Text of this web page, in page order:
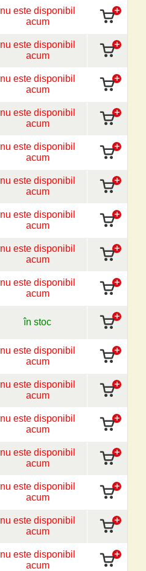
nu este disponibil
acum
nu este disponibil
acum
nu este disponibil
acum
nu este disponibil
acum
nu este disponibil
acum
nu este disponibil
acum
nu este disponibil
acum
nu este disponibil
acum
nu este disponibil
acum
în stoc
nu este disponibil
acum
nu este disponibil
acum
nu este disponibil
acum
nu este disponibil
acum
nu este disponibil
acum
nu este disponibil
acum
nu este disponibil
acum